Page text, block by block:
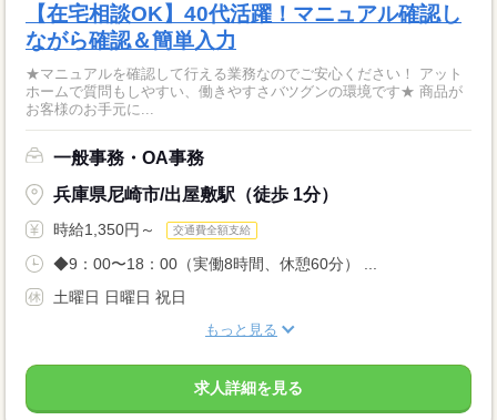
【在宅相談OK】40代活躍！マニュアル確認し
ながら確認＆簡単入力
★マニュアルを確認して行える業務なのでご安心ください！ アット
ホームで質問もしやすい、働きやすさバツグンの環境です★ 商品が
お客様のお手元に...
一般事務・OA事務
兵庫県尼崎市/出屋敷駅（徒歩 1分）
時給1,350円～ 交通費全額支給
◆9：00〜18：00（実働8時間、休憩60分） ...
土曜日 日曜日 祝日
もっと見る
求人詳細を見る